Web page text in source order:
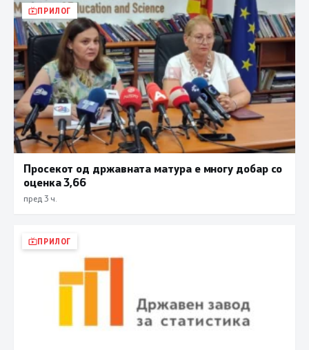
ПРИЛОГ
Просекот од државната матура е многу добар со
оценка 3,66
пред 3 ч.
ПРИЛОГ